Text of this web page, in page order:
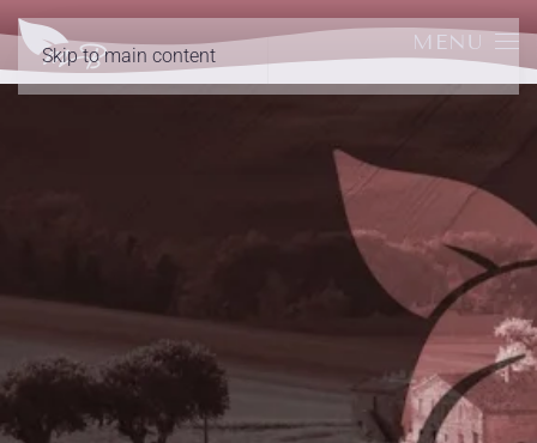
Skip to main content
MENU